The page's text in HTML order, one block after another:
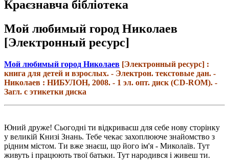
Краєзнавча бібліотека
Мой любимый город Николаев
[Электронный ресурс]
Мой любимый город Николаев [Электронный ресурс] :
книга для детей и взрослых. - Электрон. текстовые дан. -
Николаев : НИБУЛОН, 2008. - 1 эл. опт. диск (CD-ROM). -
Загл. с этикетки диска
Юний друже! Сьогодні ти відкриваєш для себе нову сторінку
у великій Книзі Знань. Тебе чекає захоплююче знайомство з
рідним містом. Ти вже знаєш, що його ім'я - Миколаїв. Тут
живуть і працюють твої батьки. Тут народився і живеш ти.